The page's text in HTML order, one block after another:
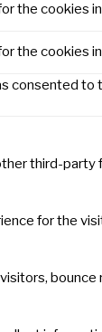
the cookies
the cookies
consented
third-party
for the